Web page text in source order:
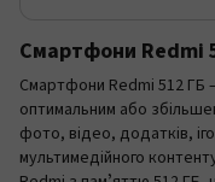
Смартфони Redmi
Смартфони Redmi 512 ГБ
оптимальним або
фото, відео, додатків,
мультимедійного